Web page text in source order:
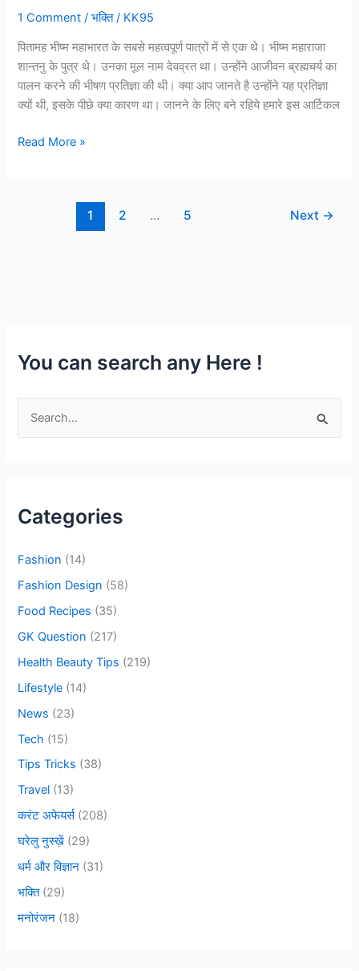
1 Comment /भक्ति/ KK95
पितामह भीष्म महाभारत के सबसे महत्वपूर्ण पात्रों में से एक थे। भीष्म महाराजा
शान्तनु के पुत्र थे। उनका मूल नाम देवव्रत था। उन्होंने आजीवन ब्रह्मचर्य का
पालन करने की भीषण प्रतिज्ञा की थी। क्या आप जानते है उन्होंने यह प्रतिज्ञा
क्यों थी, इसके पीछे क्या कारण था। जानने के लिए बने रहिये हमारे इस आर्टिकल
Read More »
1 2 … 5 Next →
You can search any Here !
c
f
o
r
:
Categories
Fashion (14)
Fashion Design (58)
Food Recipes (35)
GK Question (217)
Health Beauty Tips (219)
Lifestyle (14)
News (23)
Tech (15)
Tips Tricks (38)
Travel (13)
करंट अफेयर्स(208)
घरेलु नुस्ख़ें (29)
धर्म और विज्ञान (31)
भक्ति(29)
मनोरंजन (18)